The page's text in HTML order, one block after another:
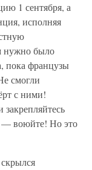
1 сентября, а
исполняя
нужно было
пока французы
смогли
с ними!
— воюйте! Но это